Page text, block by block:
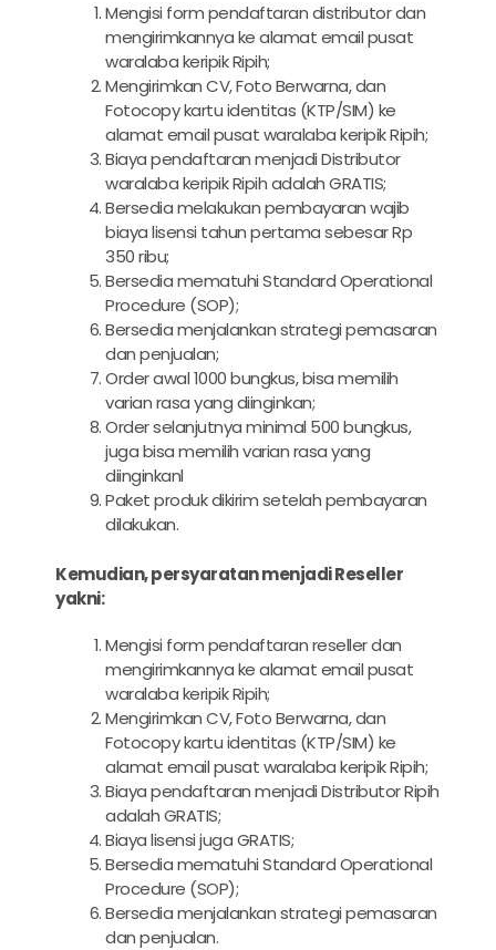
Mengisi form pendaftaran distributor dan
mengirimkannya ke alamat email pusat
waralaba keripik Ripih;
Mengirimkan CV, Foto Berwarna, dan
Fotocopy kartu identitas (KTP/SIM) ke
alamat email pusat waralaba keripik Ripih;
Biaya pendaftaran menjadi Distributor
waralaba keripik Ripih adalah GRATIS;
Bersedia melakukan pembayaran wajib
biaya lisensi tahun pertama sebesar Rp
350 ribu;
Bersedia mematuhi Standard Operational
Procedure (SOP);
Bersedia menjalankan strategi pemasaran
dan penjualan;
Order awal 1000 bungkus, bisa memilih
varian rasa yang diinginkan;
Order selanjutnya minimal 500 bungkus,
juga bisa memilih varian rasa yang
diinginkanl
Paket produk dikirim setelah pembayaran
dilakukan.
Kemudian, persyaratan menjadi Reseller
yakni:
Mengisi form pendaftaran reseller dan
mengirimkannya ke alamat email pusat
waralaba keripik Ripih;
Mengirimkan CV, Foto Berwarna, dan
Fotocopy kartu identitas (KTP/SIM) ke
alamat email pusat waralaba keripik Ripih;
Biaya pendaftaran menjadi Distributor Ripih
adalah GRATIS;
Biaya lisensi juga GRATIS;
Bersedia mematuhi Standard Operational
Procedure (SOP);
Bersedia menjalankan strategi pemasaran
dan penjualan.